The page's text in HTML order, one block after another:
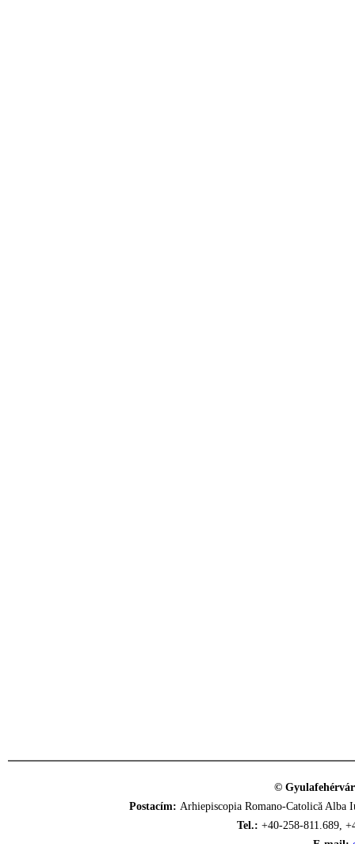
©
Postacím: Arhiepiscopia Romano-Catolică
Tel.: +40-258-811.689,